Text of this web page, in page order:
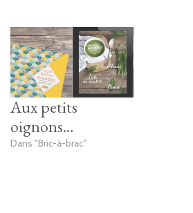
Aux petits
oignons…
Dans "Bric-à-brac"